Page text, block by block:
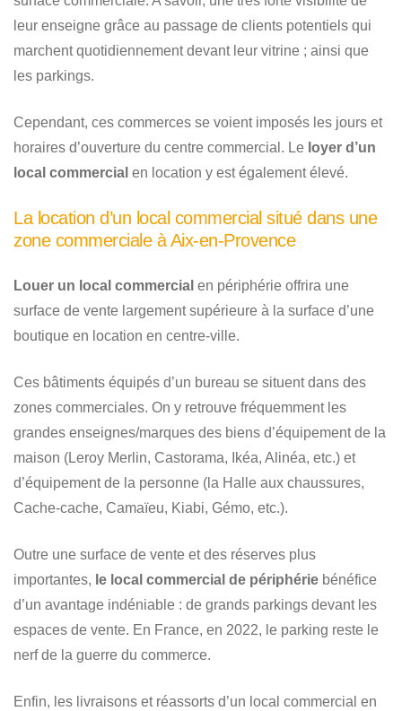
leur enseigne grâce au passage de clients potentiels qui
marchent quotidiennement devant leur vitrine ; ainsi que
les parkings.
Cependant, ces commerces se voient imposés les jours et
horaires d’ouverture du centre commercial. Le loyer d’un
local commercial en location y est également élevé.
La location d’un local commercial situé dans une
zone commerciale à Aix-en-Provence
Louer un local commercial en périphérie offrira une
surface de vente largement supérieure à la surface d’une
boutique en location en centre-ville.
Ces bâtiments équipés d’un bureau se situent dans des
zones commerciales. On y retrouve fréquemment les
grandes enseignes/marques des biens d’équipement de la
maison (Leroy Merlin, Castorama, Ikéa, Alinéa, etc.) et
d’équipement de la personne (la Halle aux chaussures,
Cache-cache, Camaïeu, Kiabi, Gémo, etc.).
Outre une surface de vente et des réserves plus
importantes, le local commercial de périphérie bénéfice
d’un avantage indéniable : de grands parkings devant les
espaces de vente. En France, en 2022, le parking reste le
nerf de la guerre du commerce.
Enfin, les livraisons et réassorts d’un local commercial en